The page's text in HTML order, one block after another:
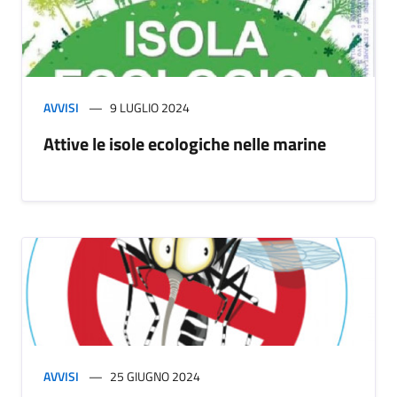
AVVISI 9 LUGLIO 2024
Attive le isole ecologiche nelle marine
AVVISI 25 GIUGNO 2024